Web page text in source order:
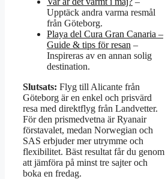
Upptäck andra varma resmål
från Göteborg.
Playa del Cura Gran Canaria –
Guide & tips för resan –
Inspireras av en annan solig
destination.
Slutsats: Flyg till Alicante från
Göteborg är en enkel och prisvärd
resa med direktflyg från Landvetter.
För den prismedvetna är Ryanair
förstavalet, medan Norwegian och
SAS erbjuder mer utrymme och
flexibilitet. Bäst resultat får du genom
att jämföra på minst tre sajter och
boka en fredag.